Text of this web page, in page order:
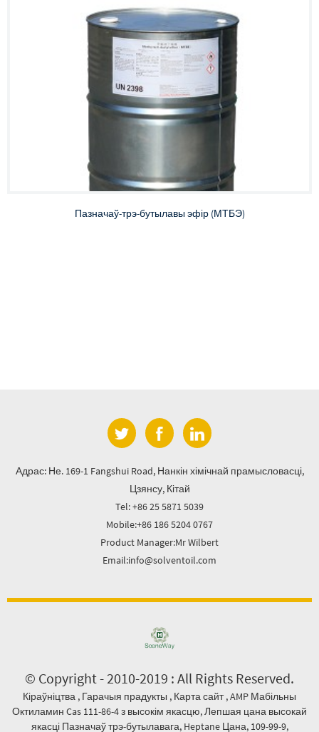
Пазначаў-трэ-бутылавы эфір (МТБЭ)
Адрас: Не. 169-1 Fangshui Road, Нанкін хімічнай прамысловасці,
Цзянсу, Кітай
Tel: +86 25 5871 5039
Mobile:+86 186 5204 0767
Product Manager:Mr Wilbert
Email:info@solventoil.com
© Copyright - 2010-2019 : All Rights Reserved.
Кіраўніцтва , Гарачыя прадукты , Карта сайт,AMP Мабільны
Октиламин Cas 111-86-4 з высокім якасцю,Лепшая цана высокай
якасці Пазначаў трэ-бутылавага, Heptane Цана, 109-99-9,